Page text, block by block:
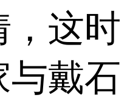
，这时
与戴石